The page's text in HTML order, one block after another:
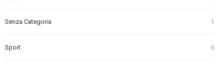
Senza Categoria 1
Sport 6